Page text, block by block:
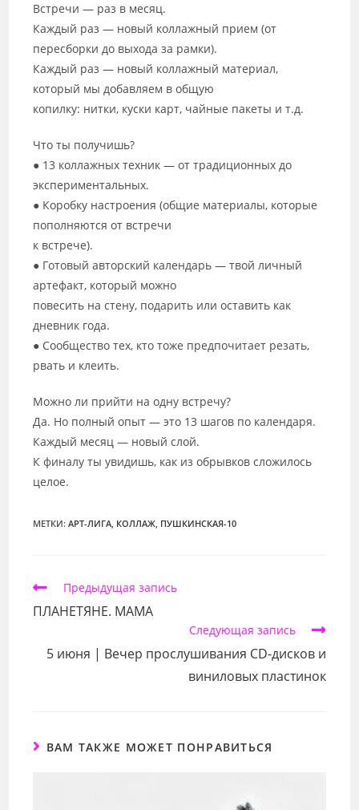
Встречи — раз в месяц.
Каждый раз — новый коллажный прием (от
пересборки до выхода за рамки).
Каждый раз — новый коллажный материал,
который мы добавляем в общую
копилку: нитки, куски карт, чайные пакеты и т.д.
Что ты получишь?
● 13 коллажных техник — от традиционных до
экспериментальных.
● Коробку настроения (общие материалы, которые
пополняются от встречи
к встрече).
● Готовый авторский календарь — твой личный
артефакт, который можно
повесить на стену, подарить или оставить как
дневник года.
● Сообщество тех, кто тоже предпочитает резать,
рвать и клеить.
Можно ли прийти на одну встречу?
Да. Но полный опыт — это 13 шагов по календаря.
Каждый месяц — новый слой.
К финалу ты увидишь, как из обрывков сложилось
целое.
МЕТКИ:АРТ-ЛИГА, КОЛЛАЖ, ПУШКИНСКАЯ-10
Еще
Предыдущая запись
ПЛАНЕТЯНЕ. МАМА
Следующая запись
5 июня | Вечер прослушивания CD-дисков и
виниловых пластинок
ВАМ ТАКЖЕ МОЖЕТ ПОНРАВИТЬСЯ